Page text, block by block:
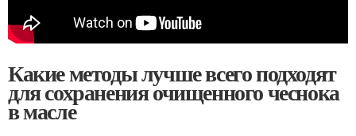
Какие методы лучше всего подходят
для сохранения очищенного чеснока
в масле